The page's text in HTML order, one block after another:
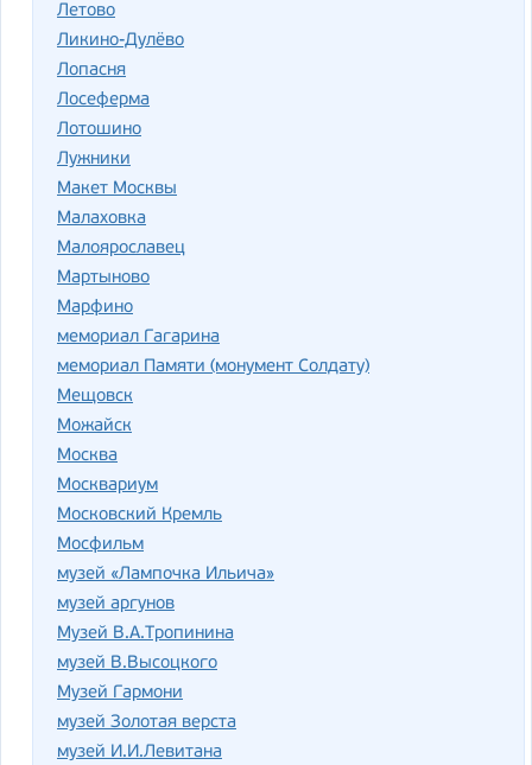
Летово
Ликино-Дулёво
Лопасня
Лосеферма
Лотошино
Лужники
Макет Москвы
Малаховка
Малоярославец
Мартыново
Марфино
мемориал Гагарина
мемориал Памяти (монумент Солдату)
Мещовск
Можайск
Москва
Москвариум
Московский Кремль
Мосфильм
музей «Лампочка Ильича»
музей аргунов
Музей В.А.Тропинина
музей В.Высоцкого
Музей Гармони
музей Золотая верста
музей И.И.Левитана